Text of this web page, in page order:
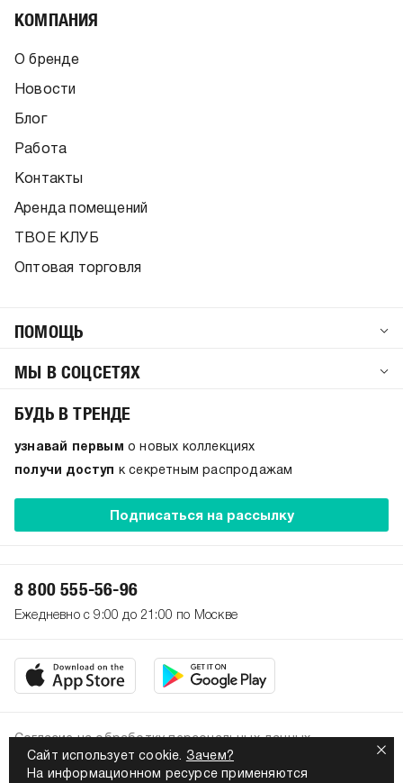
Сайт использует cookie. Зачем?
На информационном ресурсе применяются
КОМПАНИЯ
О бренде
Новости
Блог
Работа
Контакты
Аренда помещений
ТВОЕ КЛУБ
Оптовая торговля
ПОМОЩЬ
МЫ В СОЦСЕТЯХ
БУДЬ В ТРЕНДЕ
узнавай первым о новых коллекциях
получи доступ
к секретным распродажам
Подписаться на рассылку
8 800 555-56-96
Ежедневно с 9:00 до 21:00 по Москве
Политика конфиденциальности
Согласие на обработку персональных данных